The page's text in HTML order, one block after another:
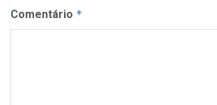
Comentário *